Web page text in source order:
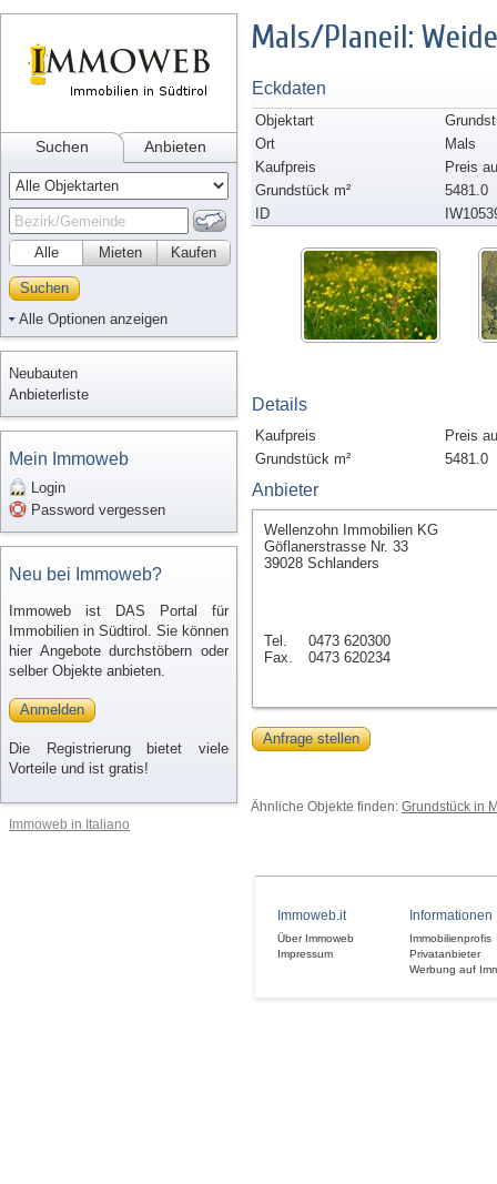
Suchen Anbieten
Alle Kaufen
Mieten
Suchen
Alle Optionen anzeigen
Neubauten
Anbieterliste
Mein Immoweb
Login
Password vergessen
Neu bei Immoweb?
Immoweb ist DAS Portal für
Immobilien in Südtirol. Sie können
hier Angebote durchstöbern oder
selber Objekte anbieten.
Anmelden
Die Registrierung bietet viele
Vorteile und ist gratis!
Immoweb in Italiano
Mals/Planeil:
Eckdaten
Objektart
Ort
Mals
Kaufpreis
Preis
Grundstück m²
5481.0
ID
Details
Kaufpreis
Preis
Grundstück m²
5481.0
Anbieter
Wellenzohn Immobilien KG
Göflanerstrasse Nr. 33
39028 Schlanders
Tel.
0473 620300
Fax.
0473 620234
Anfrage stellen
Ähnliche Objekte finden: Grundstück in
Immoweb.it
Über Immoweb
Impressum
Informationen
Immobilienprofis
Privatanbieter
Werbung auf